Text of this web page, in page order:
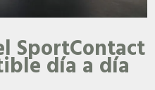
SportContact
día a día